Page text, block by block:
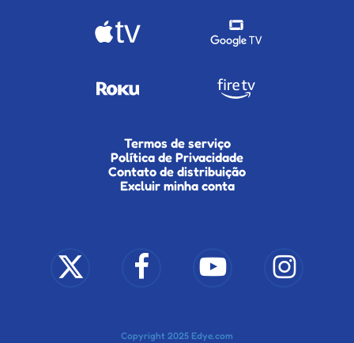
Termos de serviço
Política de Privacidade
Contato de distribuição
Excluir minha conta
twitter
facebook youtube instagram
Copyright 2025 Edye.com